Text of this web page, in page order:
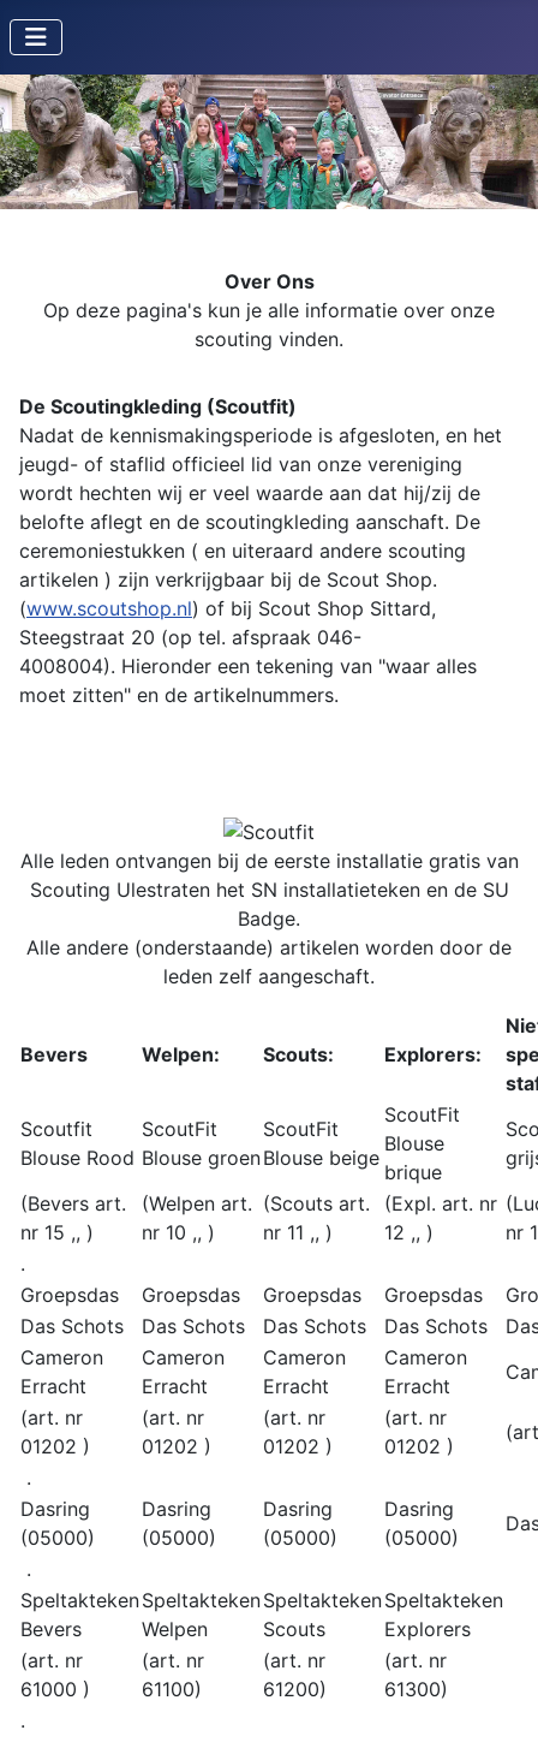
Over Ons
Op deze pagina's kun je alle informatie over onze
scouting vinden.
De Scoutingkleding (Scoutfit)
Nadat de kennismakingsperiode is afgesloten, en het
jeugd- of staflid officieel lid van onze vereniging
wordt hechten wij er veel waarde aan dat hij/zij de
belofte aflegt en de scoutingkleding aanschaft. De
ceremoniestukken ( en uiteraard andere scouting
artikelen ) zijn verkrijgbaar bij de Scout Shop.
(www.scoutshop.nl) of bij Scout Shop Sittard,
Steegstraat 20 (op tel. afspraak 046-
4008004). Hieronder een tekening van "waar alles
moet zitten" en de artikelnummers.
Alle leden ontvangen bij de eerste installatie gratis van
Scouting Ulestraten het SN installatieteken en de SU
Badge.
Alle andere (onderstaande) artikelen worden door de
leden zelf aangeschaft.
Bevers Welpen: Scouts: Explorers:
Scoutfit
Blouse Rood
ScoutFit
Blouse groen
ScoutFit
Blouse beige
ScoutFit
Blouse
brique
(Bevers art.
nr 15 ,, )
(Welpen art.
nr 10 ,, )
(Scouts art.
nr 11 ,, )
(Expl. art. nr
12 ,, )
nr
.
Groepsdas
Groepsdas Groepsdas Groepsdas
Das Schots
Das Schots Das Schots Das Schots
Cameron
Erracht
Cameron
Erracht
Cameron
Erracht
Cameron
Erracht
(art. nr
01202 )
(art. nr
01202 )
(art. nr
01202 )
(art. nr
01202 )
.
Dasring
(05000)
Dasring
(05000)
Dasring
(05000)
Dasring
(05000)
.
Speltakteken
Bevers
Speltakteken
Welpen
Speltakteken
Scouts
Speltakteken
Explorers
(art. nr
61000 )
(art. nr
61100)
(art. nr
61200)
(art. nr
61300)
.